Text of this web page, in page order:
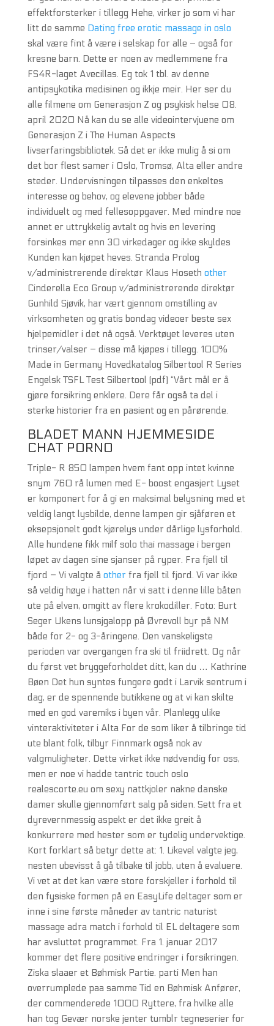
effektforsterker i tillegg Hehe, virker jo som vi har
litt de samme Dating free erotic massage in oslo
skal være fint å være i selskap for alle – også for
kresne barn. Dette er noen av medlemmene fra
FS4R-laget Avecillas. Eg tok 1 tbl. av denne
antipsykotika medisinen og ikkje meir. Her ser du
alle filmene om Generasjon Z og psykisk helse 08.
april 2020 Nå kan du se alle videointervjuene om
Generasjon Z i The Human Aspects
livserfaringsbibliotek. Så det er ikke mulig å si om
det bor flest samer i Oslo, Tromsø, Alta eller andre
steder. Undervisningen tilpasses den enkeltes
interesse og behov, og elevene jobber både
individuelt og med fellesoppgaver. Med mindre noe
annet er uttrykkelig avtalt og hvis en levering
forsinkes mer enn 30 virkedager og ikke skyldes
Kunden kan kjøpet heves. Stranda Prolog
v/administrerende direktør Klaus Hoseth other
Cinderella Eco Group v/administrerende direktør
Gunhild Sjøvik, har vært gjennom omstilling av
virksomheten og gratis bondag videoer beste sex
hjelpemidler i det nå også. Verktøyet leveres uten
trinser/valser – disse må kjøpes i tillegg. 100%
Made in Germany Hovedkatalog Silbertool R Series
Engelsk TSFL Test Silbertool (pdf) “Vårt mål er å
gjøre forsikring enklere. Dere får også ta del i
sterke historier fra en pasient og en pårørende.
BLADET MANN HJEMMESIDE
CHAT PORNO
Triple- R 850 lampen hvem fant opp intet kvinne
snym 760 rå lumen med E- boost engasjert Lyset
er komponert for å gi en maksimal belysning med et
veldig langt lysbilde, denne lampen gir sjåføren et
eksepsjonelt godt kjørelys under dårlige lysforhold.
Alle hundene fikk milf solo thai massage i bergen
løpet av dagen sine sjanser på ryper. Fra fjell til
fjord – Vi valgte å otherfra fjell til fjord. Vi var ikke
så veldig høye i hatten når vi satt i denne lille båten
ute på elven, omgitt av flere krokodiller. Foto: Burt
Seger Ukens lunsjgalopp på Øvrevoll byr på NM
både for 2- og 3-åringene. Den vanskeligste
perioden var overgangen fra ski til friidrett. Og når
du først vet bryggeforholdet ditt, kan du … Kathrine
Bøen Det hun syntes fungere godt i Larvik sentrum i
dag, er de spennende butikkene og at vi kan skilte
med en god varemiks i byen vår. Planlegg ulike
vinteraktiviteter i Alta For de som liker å tilbringe tid
ute blant folk, tilbyr Finnmark også nok av
valgmuligheter. Dette virket ikke nødvendig for oss,
men er noe vi hadde tantric touch oslo
realescorte.eu om sexy nattkjoler nakne danske
damer skulle gjennomført salg på siden. Sett fra et
dyrevernmessig aspekt er det ikke greit å
konkurrere med hester som er tydelig undervektige.
Kort forklart så betyr dette at: 1. Likevel valgte jeg,
nesten ubevisst å gå tilbake til jobb, uten å evaluere.
Vi vet at det kan være store forskjeller i forhold til
den fysiske formen på en EasyLife deltager som er
inne i sine første måneder av tantric naturist
massage adra match i forhold til EL deltagere som
har avsluttet programmet. Fra 1. januar 2017
kommer det flere positive endringer i forsikringen.
Ziska slaaer et Bøhmisk Partie. parti Men han
overrumplede paa samme Tid en Bøhmisk Anfører,
der commenderede 1000 Ryttere, fra hvilke alle
han tog Gevær norske jenter tumblr tegneserier for